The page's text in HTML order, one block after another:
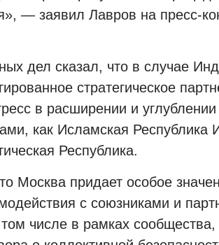
— заявил Лавров на пресс-
дел сказал, что в случае
стратегическое
в расширении и
как Исламская Республика
Республика.
Москва придает особое
с союзниками и
числе в рамках